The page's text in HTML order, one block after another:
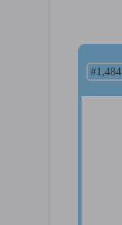
#1,484